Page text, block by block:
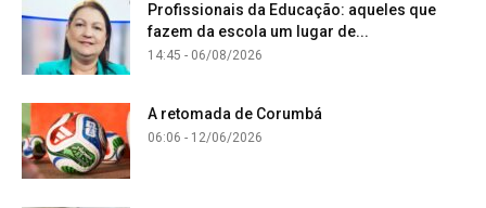
Profissionais da Educação: aqueles que
fazem da escola um lugar de...
14:45 - 06/08/2026
A retomada de Corumbá
06:06 - 12/06/2026